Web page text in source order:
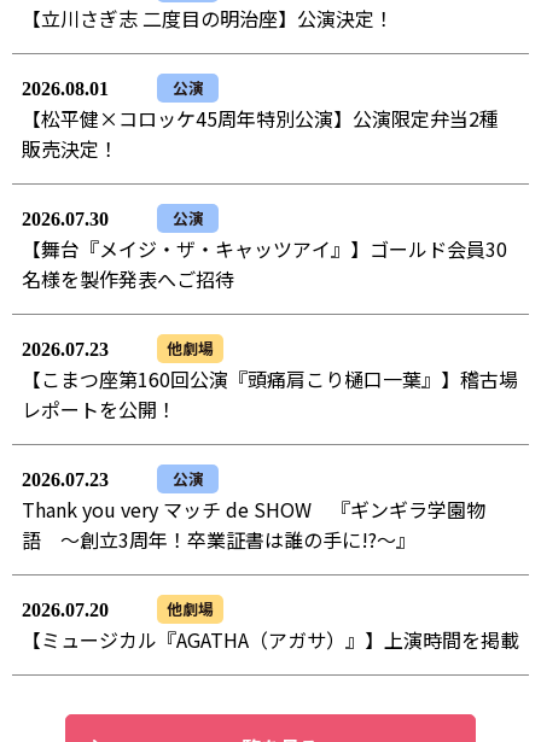
【立川さぎ志 二度目の明治座】公演決定！
2026.08.01 公演
【松平健×コロッケ45周年特別公演】公演限定弁当2種
販売決定！
2026.07.30 公演
【舞台『メイジ・ザ・キャッツアイ』】ゴールド会員30
名様を製作発表へご招待
2026.07.23 他劇場
【こまつ座第160回公演『頭痛肩こり樋口一葉』】稽古場
レポートを公開！
2026.07.23 公演
Thank you very マッチ de SHOW 『ギンギラ学園物
語 ～創立3周年！卒業証書は誰の手に!?～』
2026.07.20 他劇場
【ミュージカル『AGATHA（アガサ）』】上演時間を掲載